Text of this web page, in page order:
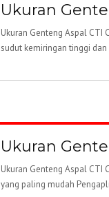
Ukuran
Ukuran Genteng Aspal CTI
sudut kemiringan tinggi
Ukuran
Ukuran Genteng Aspal CTI
yang paling mudah